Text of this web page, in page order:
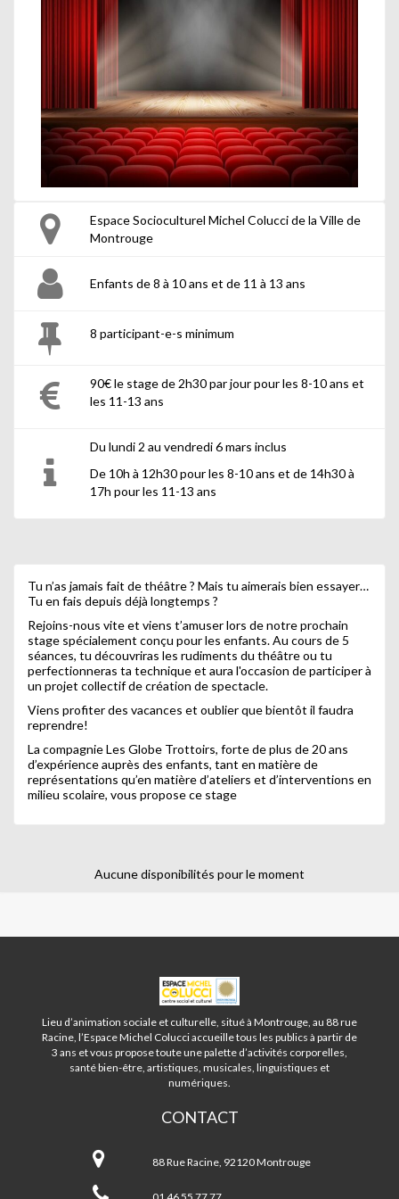
Espace Socioculturel Michel Colucci de la Ville de
Montrouge
Enfants de 8 à 10 ans et de 11 à 13 ans
8 participant-e-s minimum
90€ le stage de 2h30 par jour pour les 8-10 ans et
les 11-13 ans
Du lundi 2 au vendredi 6 mars inclus
De 10h à 12h30 pour les 8-10 ans et de 14h30 à
17h pour les 11-13 ans
Tu n’as jamais fait de théâtre ? Mais tu aimerais bien essayer…
Tu en fais depuis déjà longtemps ?
Rejoins-nous vite et viens t’amuser lors de notre prochain
stage spécialement conçu pour les enfants. Au cours de 5
séances, tu découvriras les rudiments du théâtre ou tu
perfectionneras ta technique et aura l'occasion de participer à
un projet collectif de création de spectacle.
Viens profiter des vacances et oublier que bientôt il faudra
reprendre!
La compagnie Les Globe Trottoirs, forte de plus de 20 ans
d’expérience auprès des enfants, tant en matière de
représentations qu’en matière d’ateliers et d’interventions en
milieu scolaire, vous propose ce stage
Aucune disponibilités pour le moment
ESPACE
MICHEL
COLUCCI
-
MONTROUGE
Lieu d’animation sociale et culturelle, situé à Montrouge, au 88 rue
Racine, l’Espace Michel Colucci accueille tous les publics à partir de
3 ans et vous propose toute une palette d’activités corporelles,
santé bien-être, artistiques, musicales, linguistiques et
numériques.
CONTACT
Michel
Colucci
88 Rue Racine, 92120 Montrouge